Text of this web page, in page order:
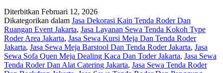
Sofa
Oval
Putih
Meja
Kaca,
Tenda
Roder
Diterbitkan Februari 12, 2026
Dikategorikan dalam Jasa Dekorasi Kain Tenda Roder Dan
Ruangan Event Jakarta, Jasa Layanan Sewa Tenda Kokoh Type
Roder Area Jakarta, Jasa Sewa Kursi Meja Dan Tenda Roder
Jakarta, Jasa Sewa Meja Barstool Dan Tenda Roder Jakarta, Jasa
Sewa Sofa Quen Meja Dealing Kaca Dan Toder Jakarta, Jasa Sewa
Tenda Roder Dan Alat Catering Jakarta, Jasa Sewa Tenda Roder